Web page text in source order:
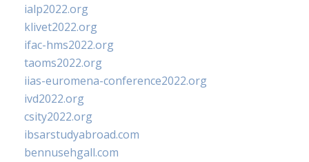
ialp2022.org
klivet2022.org
ifac-hms2022.org
taoms2022.org
iias-euromena-conference2022.org
ivd2022.org
csity2022.org
ibsarstudyabroad.com
bennusehgall.com